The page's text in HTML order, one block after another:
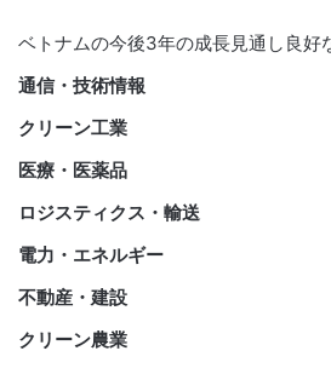
ベトナムの今後3年の成長見通し良好
通信・技術情報
クリーン工業
医療・医薬品
ロジスティクス・輸送
電力・エネルギー
不動産・建設
クリーン農業